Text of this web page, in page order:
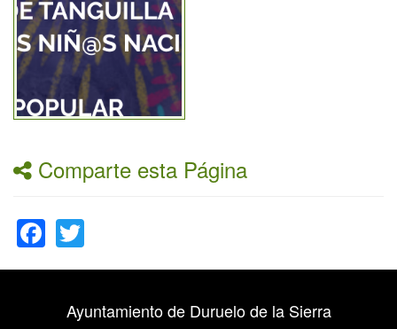
Comparte esta Página
Facebook
Ayuntamiento de Duruelo de la Sierra